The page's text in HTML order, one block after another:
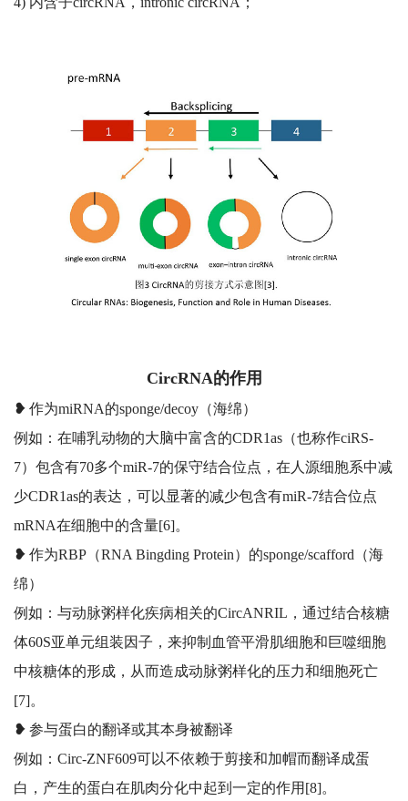
CircRNA的作用
❥ 作为miRNA的sponge/decoy（海绵）
例如：在哺乳动物的大脑中富含的CDR1as（也称作ciRS-
7）包含有70多个miR-7的保守结合位点，在人源细胞系中减
少CDR1as的表达，可以显著的减少包含有miR-7结合位点
mRNA在细胞中的含量[6]。
❥ 作为RBP（RNA Bingding Protein）的sponge/scafford（海
绵）
例如：与动脉粥样化疾病相关的CircANRIL，通过结合核糖
体60S亚单元组装因子，来抑制血管平滑肌细胞和巨噬细胞
中核糖体的形成，从而造成动脉粥样化的压力和细胞死亡
[7]。
❥ 参与蛋白的翻译或其本身被翻译
例如：Circ-ZNF609可以不依赖于剪接和加帽而翻译成蛋
白，产生的蛋白在肌肉分化中起到一定的作用[8]。